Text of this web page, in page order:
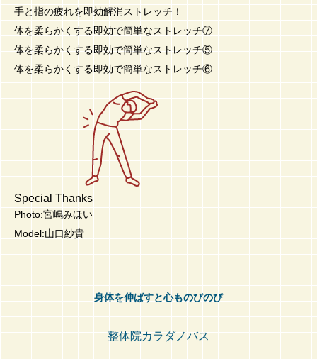
手と指の疲れを即効解消ストレッチ！
体を柔らかくする即効で簡単なストレッチ⑦
体を柔らかくする即効で簡単なストレッチ⑤
体を柔らかくする即効で簡単なストレッチ⑥
Special Thanks
Photo:宮嶋みほい
Model:山口紗貴
身体を伸ばすと心ものびのび
整体院カラダノバス